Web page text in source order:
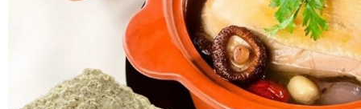
Kiến Thức Về Hà Thủ Ô
Kiến Thức Về Tam Thất
Kiến Thức Về Tiểu Đường
Kiến Thức Về Dầu Gội Thảo Dược